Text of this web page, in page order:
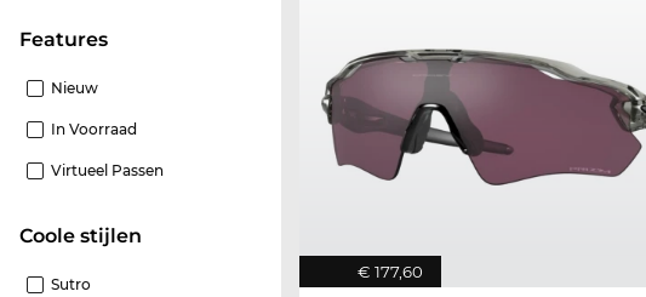
features
Nieuw
In Voorraad
Virtueel Passen
Coole stijlen
Sutro
€ 177,60